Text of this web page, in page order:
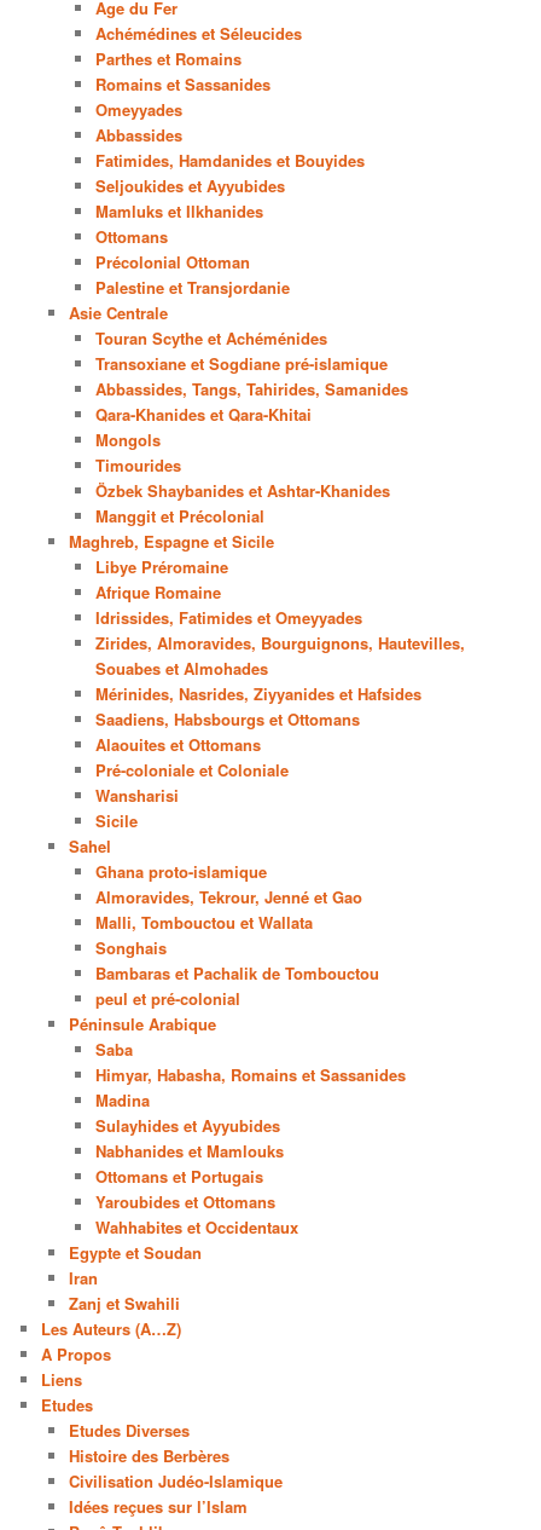
Age du Fer
Achémédines et Séleucides
Parthes et Romains
Romains et Sassanides
Omeyyades
Abbassides
Fatimides, Hamdanides et Bouyides
Seljoukides et Ayyubides
Mamluks et Ilkhanides
Ottomans
Précolonial Ottoman
Palestine et Transjordanie
Asie Centrale
Touran Scythe et Achéménides
Transoxiane et Sogdiane pré-islamique
Abbassides, Tangs, Tahirides, Samanides
Qara-Khanides et Qara-Khitai
Mongols
Timourides
Özbek Shaybanides et Ashtar-Khanides
Manggit et Précolonial
Maghreb, Espagne et Sicile
Libye Préromaine
Afrique Romaine
Idrissides, Fatimides et Omeyyades
Zirides, Almoravides, Bourguignons, Hautevilles,
Souabes et Almohades
Mérinides, Nasrides, Ziyyanides et Hafsides
Saadiens, Habsbourgs et Ottomans
Alaouites et Ottomans
Pré-coloniale et Coloniale
Wansharisi
Sicile
Sahel
Ghana proto-islamique
Almoravides, Tekrour, Jenné et Gao
Malli, Tombouctou et Wallata
Songhais
Bambaras et Pachalik de Tombouctou
peul et pré-colonial
Péninsule Arabique
Saba
Himyar, Habasha, Romains et Sassanides
Madina
Sulayhides et Ayyubides
Nabhanides et Mamlouks
Ottomans et Portugais
Yaroubides et Ottomans
Wahhabites et Occidentaux
Egypte et Soudan
Iran
Zanj et Swahili
Les Auteurs (A…Z)
A Propos
Liens
Etudes
Etudes Diverses
Histoire des Berbères
Civilisation Judéo-Islamique
Idées reçues sur l’Islam